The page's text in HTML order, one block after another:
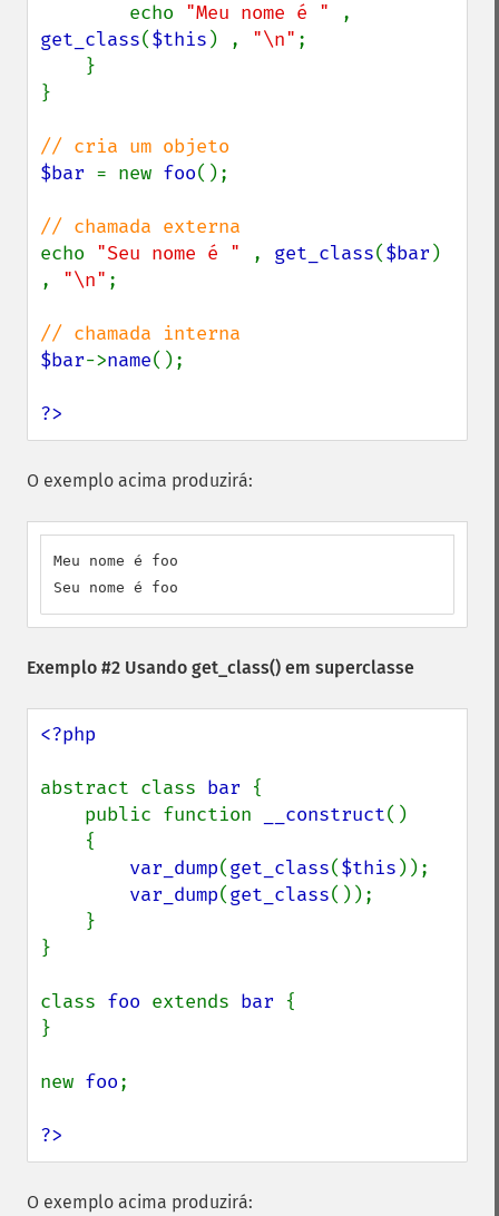
        echo
"Meu nome é "
get_class($this ) , "\n" ;
}
$bar = new foo();
echo "Seu nome é " , get_class($bar )
, "\n" ;
$bar->name();
?>
O exemplo acima produzirá:
Meu nome é foo
Seu nome é foo
Exemplo #2 Usando get_class() em superclasse
<?php
abstract class bar {
    public function
__construct()
var_dump(get_class($this ));
var_dump(get_class());
}
class foo extends bar {
}
new foo;
?>
O exemplo acima produzirá: